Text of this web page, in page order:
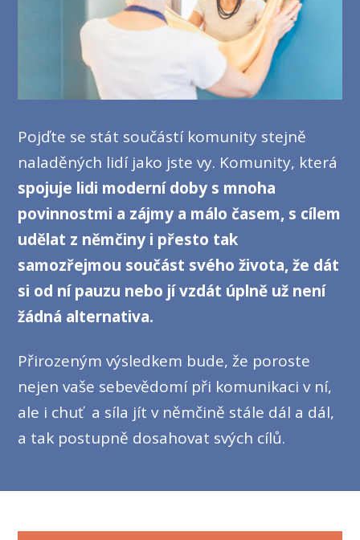
Pojďte se stát součástí komunity stejně
naladěných lidí jako jste vy. Komunity, která
spojuje lidi moderní doby s mnoha
povinnostmi a zájmy a málo časem, s cílem
udělat z němčiny i přesto tak
samozřejmou součást svého života, že dát
si od ní pauzu nebo jí vzdát úplně už není
žádná alternativa.
Přirozeným výsledkem bude, že poroste
nejen vaše sebevědomí při komunikaci v ní,
ale i chuť a síla jít v němčině stále dál a dál,
a tak postupně dosahovat svých cílů.